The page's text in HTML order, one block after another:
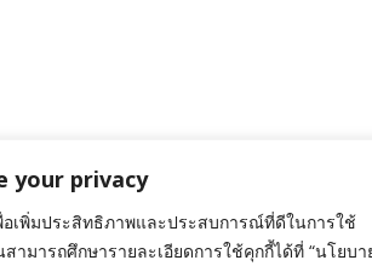
your privacy
อเพิ่มประสิทธิภาพและประสบการณ์ที่ดีในการใช้
ามารถศึกษารายละเอียดการใช้คุกกี้ได้ที่ “นโยบา